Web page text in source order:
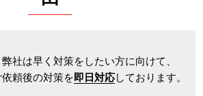
弊社は早く対策をしたい方に向けて、
依頼後の対策を即日対応しております。